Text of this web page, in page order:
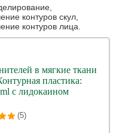
контуров скул,
контуров лица.
в мягкие ткани
пластика:
с лидокаином
(5)